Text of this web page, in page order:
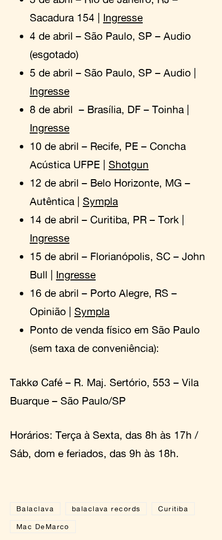
Sacadura 154 | Ingresse
4 de abril – São Paulo, SP – Audio
(esgotado)
5 de abril – São Paulo, SP – Audio |
Ingresse
8 de abril – Brasília, DF – Toinha |
Ingresse
10 de abril – Recife, PE – Concha
Acústica UFPE | Shotgun
12 de abril – Belo Horizonte, MG –
Autêntica | Sympla
14 de abril – Curitiba, PR – Tork |
Ingresse
15 de abril – Florianópolis, SC – John
Bull | Ingresse
16 de abril – Porto Alegre, RS –
Opinião | Sympla
Ponto de venda físico em São Paulo
(sem taxa de conveniência):
Takkø Café – R. Maj. Sertório, 553 – Vila
Buarque – São Paulo/SP
Horários: Terça à Sexta, das 8h às 17h /
Sáb, dom e feriados, das 9h às 18h.
Balaclava balaclava records Curitiba
Mac DeMarco